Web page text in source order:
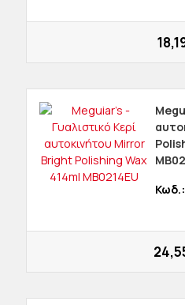
Κωδ.: